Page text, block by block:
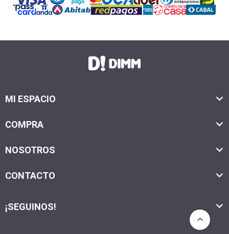
MI ESPACIO
COMPRA
NOSOTROS
CONTACTO
¡SEGUINOS!